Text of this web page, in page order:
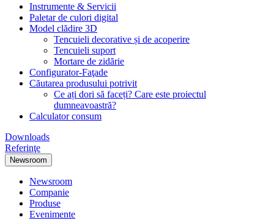
Instrumente & Servicii
Paletar de culori digital
Model clădire 3D
Tencuieli decorative și de acoperire
Tencuieli suport
Mortare de zidărie
Configurator-Faţade
Căutarea produsului potrivit
Ce ați dori să faceți? Care este proiectul
dumneavoastră?
Calculator consum
Downloads
Referinţe
Newsroom
Newsroom
Companie
Produse
Evenimente